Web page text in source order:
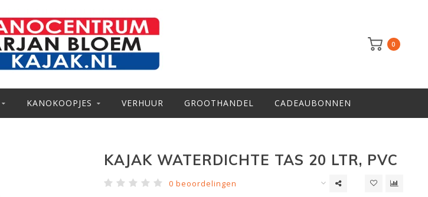
0
KANOKOOPJES VERHUUR GROOTHANDEL CADEAUBONNEN
KAJAK WATERDICHTE TAS 20 LTR, PVC
0 beoordelingen